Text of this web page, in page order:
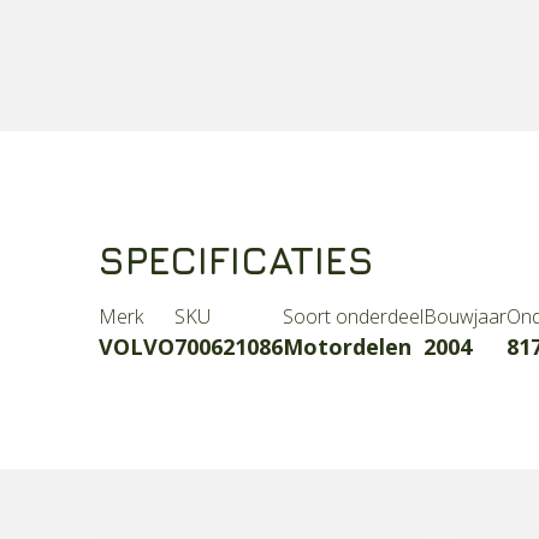
SPECIFICATIES
Merk
VOLVO
SKU
700621086
Soort onderdeel
Motordelen
Bouwjaar
2004